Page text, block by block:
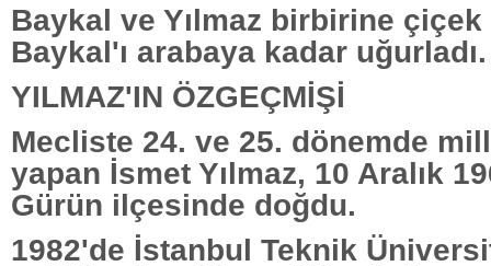
Baykal ve Yılmaz birbirine çiçek
Baykal'ı arabaya kadar uğurladı.
YILMAZ'IN ÖZGEÇMİŞİ
Mecliste 24. ve 25. dönemde
yapan İsmet Yılmaz, 10 Aralık
Gürün ilçesinde doğdu.
1982'de İstanbul Teknik